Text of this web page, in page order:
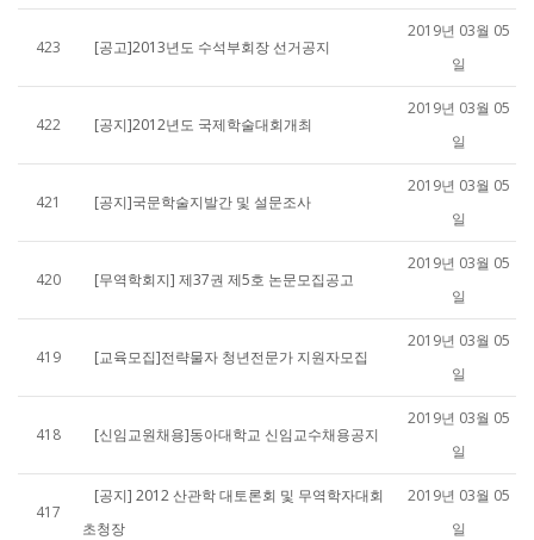
423 [공고]2013년도 수석부회장 선거공지
2019년 03월 05
일
422 [공지]2012년도 국제학술대회개최
2019년 03월 05
일
421 [공지]국문학술지발간 및 설문조사
2019년 03월 05
일
420 [무역학회지] 제37권 제5호 논문모집공고
2019년 03월 05
일
419 [교육모집]전략물자 청년전문가 지원자모집
2019년 03월 05
일
418 [신임교원채용]동아대학교 신임교수채용공지
2019년 03월 05
일
417
[공지] 2012 산관학 대토론회 및 무역학자대회
초청장
2019년 03월 05
일